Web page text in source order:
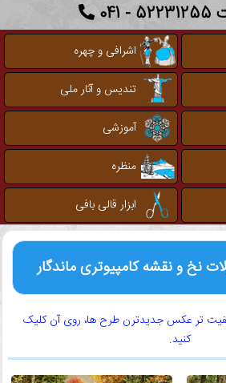
اشرافی و چهره
تندیس و آثار ملی
آموزشی
منظره
ابزار قالی بافی
نخ و نقشه کامپیوتری ماندگار
تر عکس جدیدترن طرح ها، روی آن کلیک
کنید.